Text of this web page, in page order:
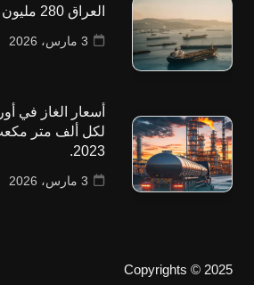
العراق 280 مليون دولار يومياً.
3 مارس، 2026
لكل ألف متر
2023.
3 مارس، 2026
Copyrights © 2025